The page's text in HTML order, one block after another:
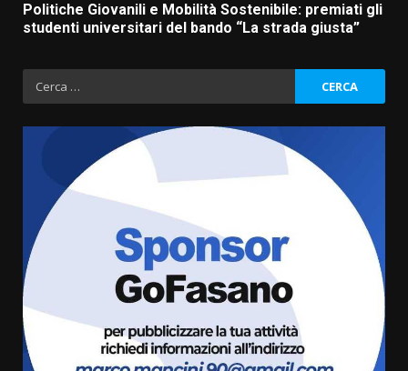
Politiche Giovanili e Mobilità Sostenibile: premiati gli
studenti universitari del bando “La strada giusta”
Ricerca
per:
Politiche Giovanili e Mobilità
Sostenibile: premiati gli studenti
universitari del bando “La strada
giusta”
8 Agosto 2026 07:15